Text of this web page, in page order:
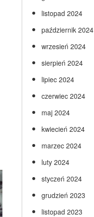
listopad 2024
październik 2024
wrzesień 2024
sierpień 2024
lipiec 2024
czerwiec 2024
maj 2024
kwiecień 2024
marzec 2024
luty 2024
styczeń 2024
grudzień 2023
listopad 2023